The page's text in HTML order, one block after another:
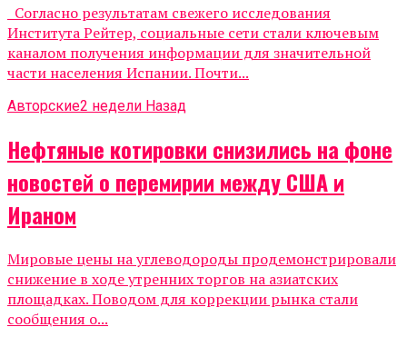
Согласно результатам свежего исследования
Института Рейтер, социальные сети стали ключевым
каналом получения информации для значительной
части населения Испании. Почти...
Авторские2 недели Назад
Нефтяные котировки снизились на фоне
новостей о перемирии между США и
Ираном
Мировые цены на углеводороды продемонстрировали
снижение в ходе утренних торгов на азиатских
площадках. Поводом для коррекции рынка стали
сообщения о...